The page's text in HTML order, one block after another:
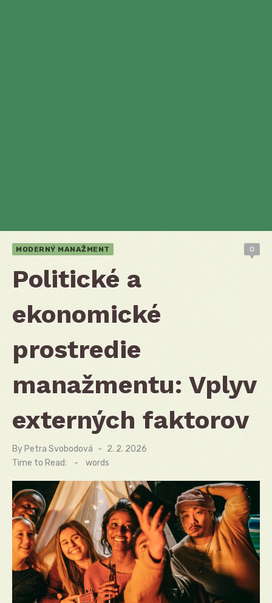
MODERNÝ MANAŽMENT 0
Politické a
ekonomické
prostredie
manažmentu: Vplyv
externých faktorov
By Petra Svobodová
Posted
on
2. 2. 2026
Time to Read:
- words